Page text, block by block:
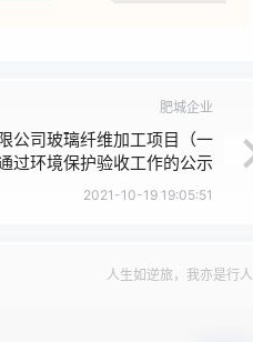
肥城企业
公司玻璃纤维加工项目（一
过环境保护验收工作的公示
2021-10-19 19:05:51
人生如逆旅，我亦是行人